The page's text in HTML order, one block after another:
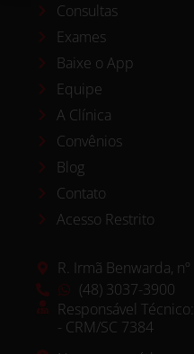
Consultas
Exames
Baixe o App
Equipe
A Clínica
Convênios
Blog
Contato
Acesso Restrito
R. Irmã Benwarda,
(48) 3037-3900
Responsável
- CRM/SC 7384